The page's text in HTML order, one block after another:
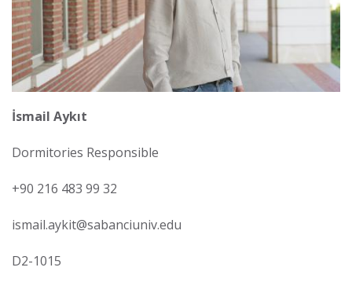
İsmail Aykıt
Dormitories Responsible
+90 216 483 99 32
ismail.aykit@sabanciuniv.edu
D2-1015